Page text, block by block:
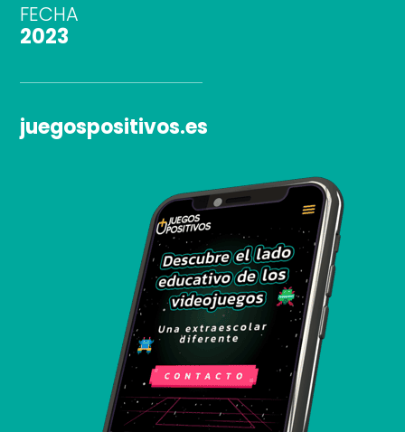
FECHA
2023
juegospositivos.es